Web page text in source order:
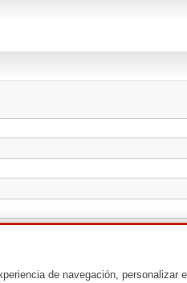
de navegación, personalizar